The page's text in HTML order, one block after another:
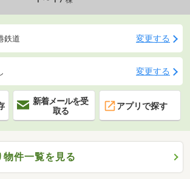
鉄道 変更する
変更する
新着メールを受
取る
アプリで探す
物件一覧を見る